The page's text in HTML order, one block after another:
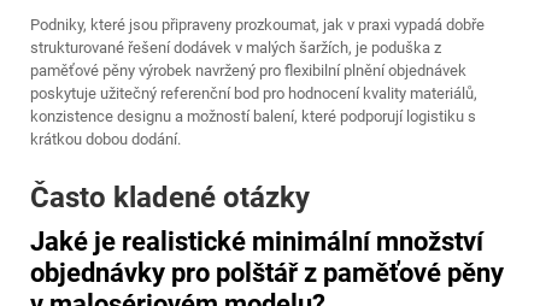
Podniky, které jsou připraveny prozkoumat, jak v praxi vypadá dobře
strukturované řešení dodávek v malých šaržích, je poduška z
paměťové pěny výrobek navržený pro flexibilní plnění objednávek
poskytuje užitečný referenční bod pro hodnocení kvality materiálů,
konzistence designu a možností balení, které podporují logistiku s
krátkou dobou dodání.
Často kladené otázky
Jaké je realistické minimální množství
objednávky pro polštář z paměťové pěny